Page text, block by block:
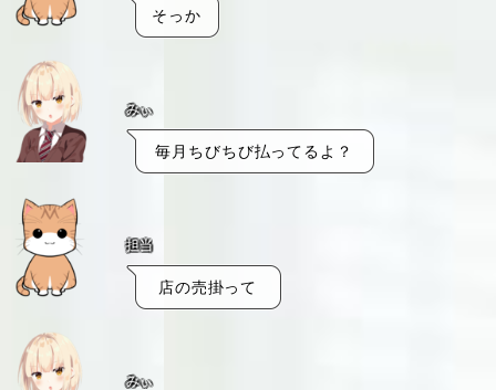
そっか
みぃ
毎月ちびちび払ってるよ？
担当
店の売掛って
みぃ